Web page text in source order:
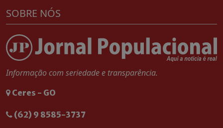
SOBRE NÓS
Informação com seriedade e transparência.
Ceres - GO
(62) 9 8585-3737